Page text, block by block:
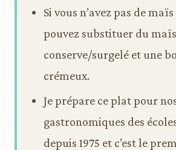
Si vous n’avez pas de
pouvez substituer du
conserve/surgelé et une
crémeux.
Je prépare ce plat pour
gastronomiques des
depuis 1975 et c’est le